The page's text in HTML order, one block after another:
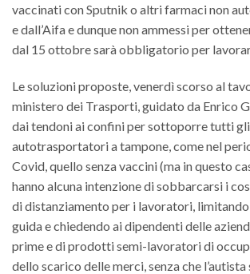
vaccinati con Sputnik o altri farmaci non
e dall’Aifa e dunque non ammessi per
dal 15 ottobre sarà obbligatorio per
Le soluzioni proposte, venerdì scorso al
ministero dei Trasporti, guidato da Enrico
dai tendoni ai confini per sottoporre tutti gli
autotrasportatori a tampone, come nel
Covid, quello senza vaccini (ma in questo
hanno alcuna intenzione di sobbarcarsi i
di distanziamento per i lavoratori,
guida e chiedendo ai dipendenti delle
prime e di prodotti semi-lavoratori di
dello scarico delle merci, senza che l’autista